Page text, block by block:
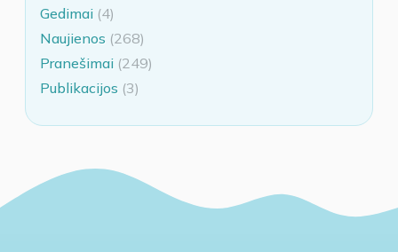
Gedimai (4)
Naujienos (268)
Pranešimai (249)
Publikacijos (3)